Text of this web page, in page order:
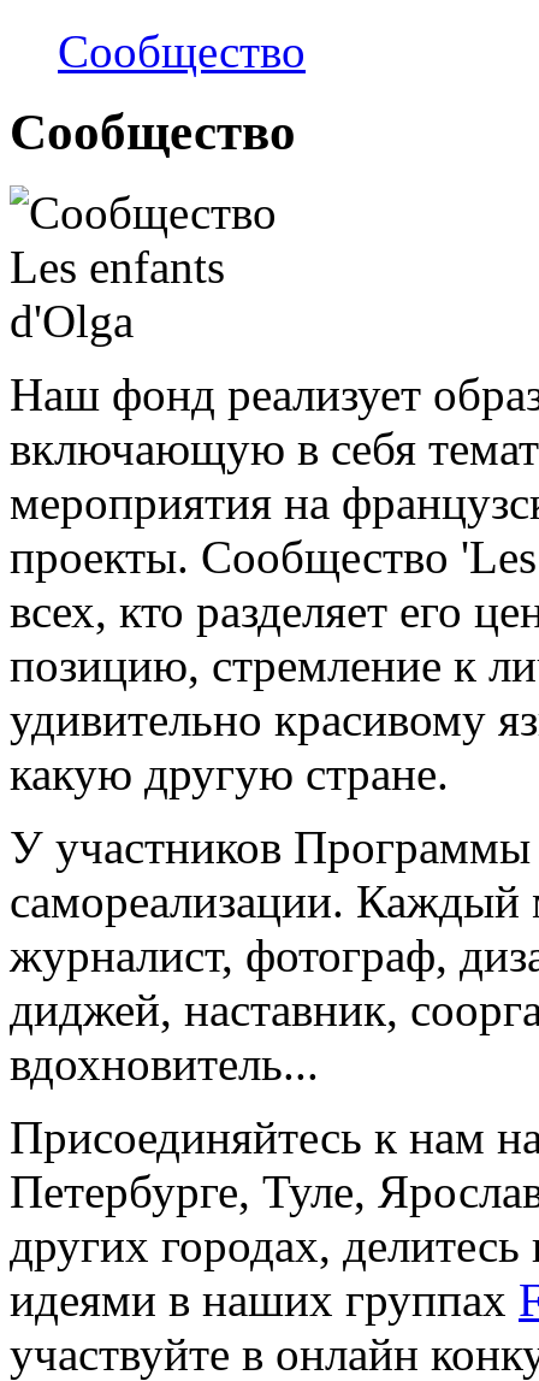
Сообщество
Сообщество
Наш фонд реализует
включающую в себя
мероприятия на
проекты. Сообщество
всех, кто разделяет его
позицию, стремление к
удивительно красивому
какую другую стране.
У участников Программы
самореализации. Каждый
журналист, фотограф,
диджей, наставник,
вдохновитель...
Присоединяйтесь к нам
Петербурге, Туле,
других городах,
идеями в наших группах
участвуйте в онлайн